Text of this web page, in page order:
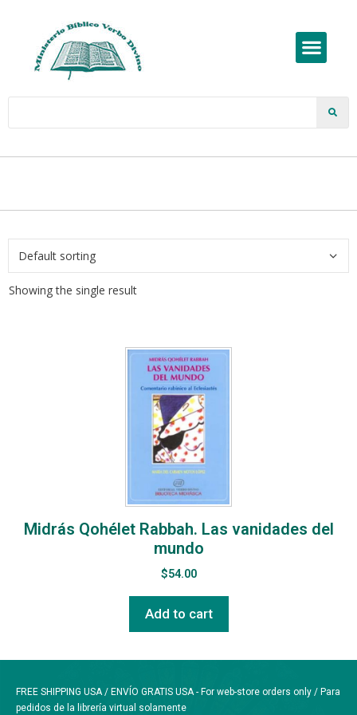
Showing the single result
Midrás Qohélet Rabbah. Las vanidades del
mundo
$54.00
Add to cart
FREE SHIPPING USA / ENVÍO GRATIS USA - For web-store orders only / Para
pedidos de la librería virtual solamente